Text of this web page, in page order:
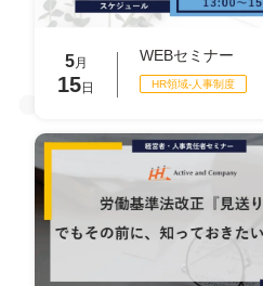
5月
15日
WEBセミナー
HR領域-⼈事制度